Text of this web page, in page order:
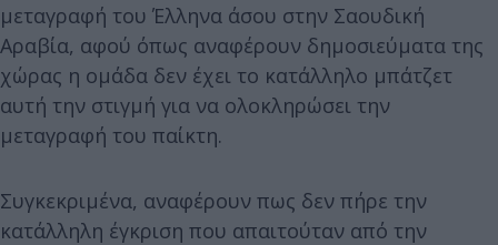
μεταγραφή του Έλληνα άσου στην Σαουδική
Αραβία, αφού όπως αναφέρουν δημοσιεύματα της
χώρας η ομάδα δεν έχει το κατάλληλο μπάτζετ
αυτή την στιγμή για να ολοκληρώσει την
μεταγραφή του παίκτη.
Συγκεκριμένα, αναφέρουν πως δεν πήρε την
κατάλληλη έγκριση που απαιτούταν από την